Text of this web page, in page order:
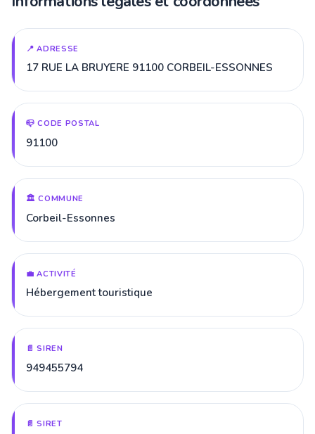
📍 ADRESSE
17 RUE LA BRUYERE 91100 CORBEIL-ESSONNES
📪 CODE POSTAL
91100
🏛️ COMMUNE
Corbeil-Essonnes
💼 ACTIVITÉ
Hébergement touristique
📄 SIREN
949455794
📄 SIRET